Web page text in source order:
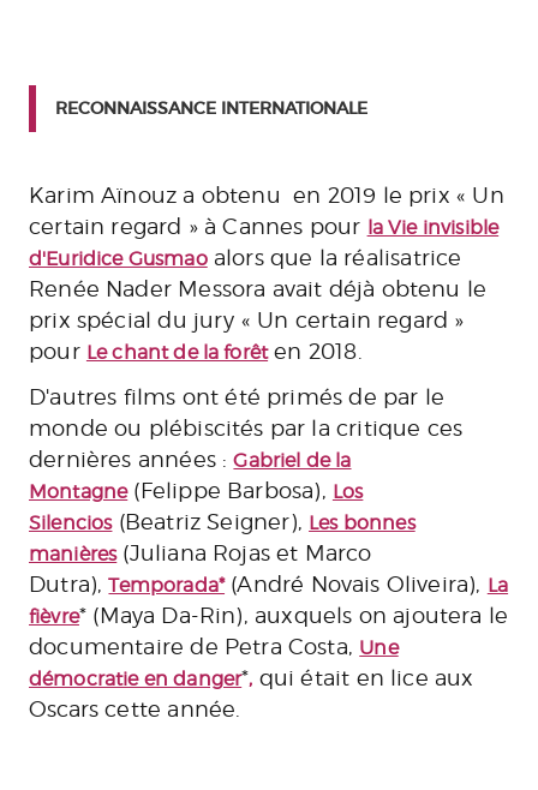
RECONNAISSANCE INTERNATIONALE
Karim Aïnouz a obtenu en 2019 le prix « Un
certain regard » à Cannes pour la Vie invisible
d'Euridice Gusmaoalors que la réalisatrice
Renée Nader Messora avait déjà obtenu le
prix spécial du jury « Un certain regard »
pour Le chant de la forêten 2018.
D'autres films ont été primés de par le
monde ou plébiscités par la critique ces
dernières années :Gabriel de la
Montagne(Felippe Barbosa), Los
Silencios(Beatriz Seigner), Les bonnes
manières(Juliana Rojas et Marco
Dutra),Temporada*(André Novais Oliveira), La
fièvre* (Maya Da-Rin), auxquels on ajoutera le
documentaire de Petra Costa, Une
démocratie en danger*, qui était en lice aux
Oscars cette année.